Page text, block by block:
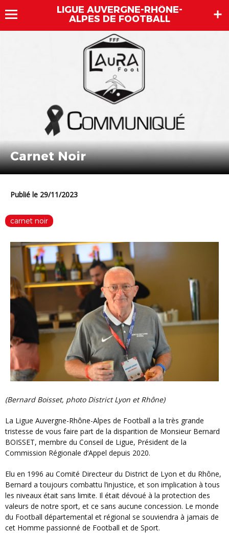
LIGUE AUVERGNE-RHÔNE-
ALPES DE FOOTBALL
Carnet Noir
Publié le 29/11/2023
carnet noir
(Bernard Boisset, photo District Lyon et Rhône)
La Ligue Auvergne-Rhône-Alpes de Football a la très grande
tristesse de vous faire part de la disparition de Monsieur Bernard
BOISSET, membre du Conseil de Ligue, Président de la
Commission Régionale d’Appel depuis 2020.
Elu en 1996 au Comité Directeur du District de Lyon et du Rhône,
Bernard a toujours combattu l’injustice, et son implication à tous
les niveaux était sans limite. Il était dévoué à la protection des
valeurs de notre sport, et ce sans aucune concession. Le monde
du Football départemental et régional se souviendra à jamais de
cet Homme passionné de Football et de Sport.